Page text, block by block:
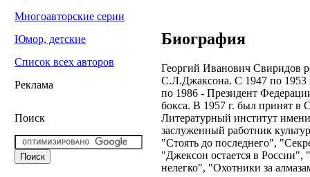
Многоавторские серии
Юмор, детские
Список всех авторов
Реклама
Поиск
Биография
Георгий Иванович Свиридов
С.Л.Джаксона. С 1947 по 1953
по 1986 - Президент
бокса. В 1957 г. был принят в
Литературный институт
заслуженный работник
"Стоять до последнего",
"Джексон остается в
нелегко", "Охотники за